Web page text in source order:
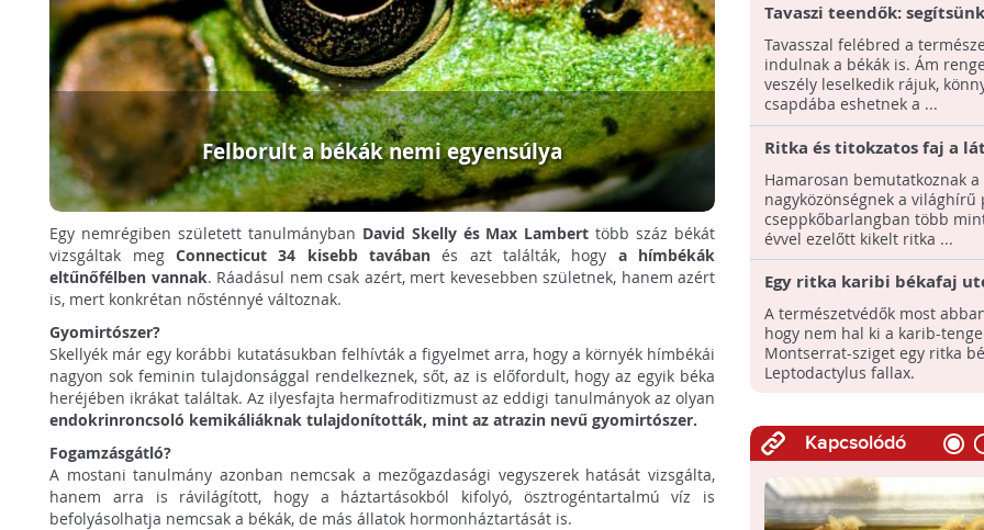
Felborult a békák nemi egyensúlya
Egy nemrégiben született tanulmányban David Skelly és Max Lambert több száz békát
vizsgáltak meg Connecticut 34 kisebb tavábanés azt találták, hogy a hímbékák
eltűnőfélben vannak. Ráadásul nem csak azért, mert kevesebben születnek, hanem azért
is, mert konkrétan nősténnyé változnak.
Gyomirtószer?
Skellyék már egy korábbi kutatásukban felhívták a figyelmet arra, hogy a környék hímbékái
nagyon sok feminin tulajdonsággal rendelkeznek, sőt, az is előfordult, hogy az egyik béka
heréjében ikrákat találtak. Az ilyesfajta hermafroditizmust az eddigi tanulmányok az olyan
endokrinroncsoló kemikáliáknak tulajdonították, mint az atrazin nevű gyomirtószer.
Fogamzásgátló?
A mostani tanulmány azonban nemcsak a mezőgazdasági vegyszerek hatását vizsgálta,
hanem arra is rávilágított, hogy a háztartásokból kifolyó, ösztrogéntartalmú víz is
befolyásolhatja nemcsak a békák, de más állatok hormonháztartását is.
Tavaszi teendők:
csapdába esett békáknak!
Tavasszal felébred a
indulnak a békák is. Ám
veszély leselkedik rájuk,
csapdába eshetnek a ...
Ritka és titokzatos faj a
előtt: bemutatkoznak a
vakgőték
Hamarosan bemutatkoznak a
nagyközönségnek a világhírű
cseppkőbarlangban több
évvel ezelőtt kikelt ritka ...
Egy ritka karibi békafaj
túlélőjének "randevúját"
szervezték meg
A természetvédők most
hogy nem hal ki a karib-
Montserrat-sziget egy ritka
Leptodactylus fallax.
Kapcsolódó